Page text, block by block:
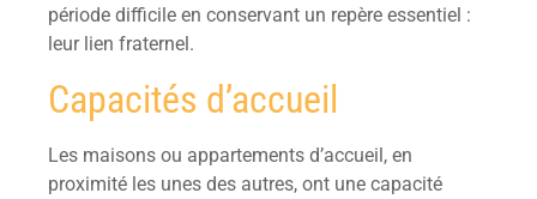
période difficile en conservant un repère essentiel :
leur lien fraternel.
Capacités d’accueil
Les maisons ou appartements d’accueil, en
proximité les unes des autres, ont une capacité